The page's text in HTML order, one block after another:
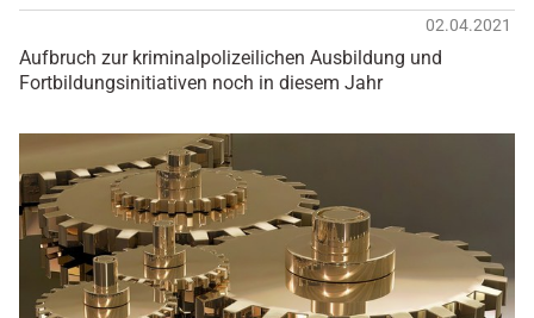
02.04.2021
Aufbruch zur kriminalpolizeilichen Ausbildung und
Fortbildungsinitiativen noch in diesem Jahr